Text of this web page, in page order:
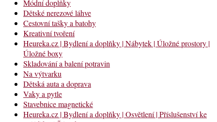
Módní doplňky
Dětské nerezové láhve
Cestovní tašky a batohy
Kreativní tvoření
Heureka.cz | Bydlení a doplňky | Nábytek | Úložné prostory |
Úložné boxy
Skladování a balení potravin
Na výtvarku
Dětská auta a doprava
Vaky a pytle
Stavebnice magnetické
Heureka.cz | Bydlení a doplňky | Osvětlení | Příslušenství ke